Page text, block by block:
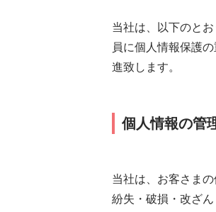
当社は、以下のと
員に個人情報保護
進致します。
個人情報の管
当社は、お客さま
紛失・破損・改ざ